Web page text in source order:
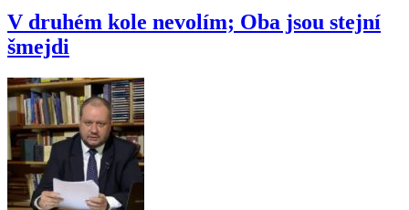
V druhém kole nevolím; Oba jsou stejní
šmejdi